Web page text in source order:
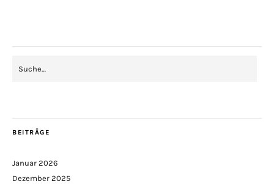
BEITRÄGE
Januar 2026
Dezember 2025